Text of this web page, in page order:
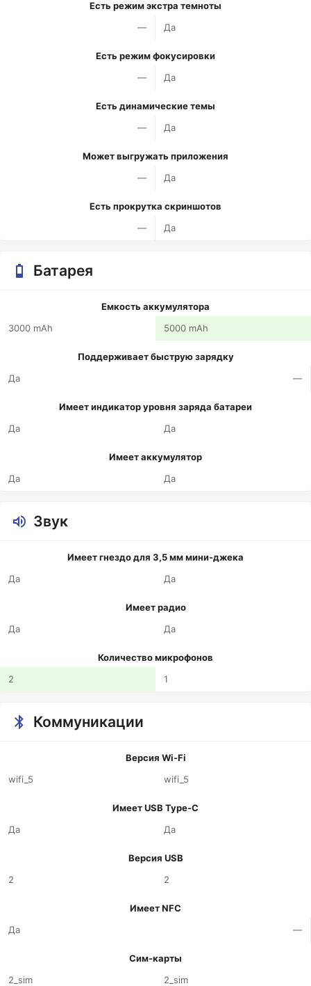
Есть режим экстра темноты
—
Да
Есть режим фокусировки
—
Да
Есть динамические темы
—
Да
Может выгружать приложения
—
Да
Есть прокрутка скриншотов
—
Да
Батарея
Емкость аккумулятора
3000 mAh
5000 mAh
Поддерживает быструю зарядку
Да
—
Имеет индикатор уровня заряда батареи
Да
Да
Имеет аккумулятор
Да
Да
Звук
Имеет гнездо для 3,5 мм мини-джека
Да
Да
Имеет радио
Да
Да
Количество микрофонов
2
1
Коммуникации
Версия Wi-Fi
wifi_5
wifi_5
Имеет USB Type-C
Да
Да
Версия USB
2
2
Имеет NFC
Да
—
Сим-карты
2_sim
2_sim